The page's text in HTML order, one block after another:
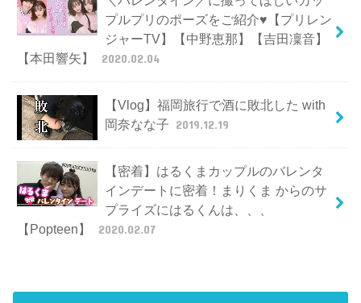
プルプリのポーズをご紹介♥【プリレン
ジャーTV】【中野恵那】【吉田凜音】
【本田響矢】
2020.02.04
【Vlog】福岡旅行で酒に敗北した with
岡奈なな子 2019.12.19
【密着】はるくまカップルのバレンタ
インデートに密着！まりくま からのサ
プライズにはるくんは、、、
【Popteen】
2020.02.07